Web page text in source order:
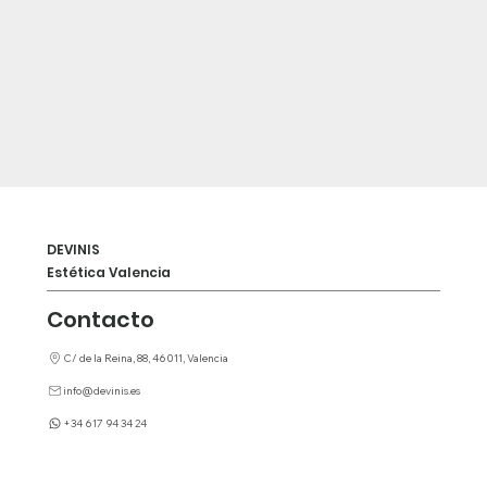
DEVINIS
Estética Valencia
Contacto
C/ de la Reina, 88, 46011, Valencia
info@devinis.es​
+34 617 94 34 24